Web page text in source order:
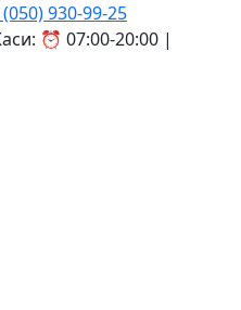
930-99-25
⏰ 07:00-20:00 |